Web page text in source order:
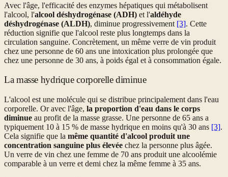
Avec l'âge, l'efficacité des enzymes hépatiques qui métabolisent
l'alcool, l'alcool déshydrogénase (ADH) et l'aldéhyde
déshydrogénase (ALDH), diminue progressivement [3]. Cette
réduction signifie que l'alcool reste plus longtemps dans la
circulation sanguine. Concrètement, un même verre de vin produit
chez une personne de 60 ans une intoxication plus prolongée que
chez une personne de 30 ans, à poids égal et à consommation égale.
La masse hydrique corporelle diminue
L'alcool est une molécule qui se distribue principalement dans l'eau
corporelle. Or avec l'âge, la proportion d'eau dans le corps
diminue au profit de la masse grasse. Une personne de 65 ans a
typiquement 10 à 15 % de masse hydrique en moins qu'à 30 ans [3].
Cela signifie que la même quantité d'alcool produit une
concentration sanguine plus élevée chez la personne plus âgée.
Un verre de vin chez une femme de 70 ans produit une alcoolémie
comparable à un verre et demi chez la même femme à 35 ans.